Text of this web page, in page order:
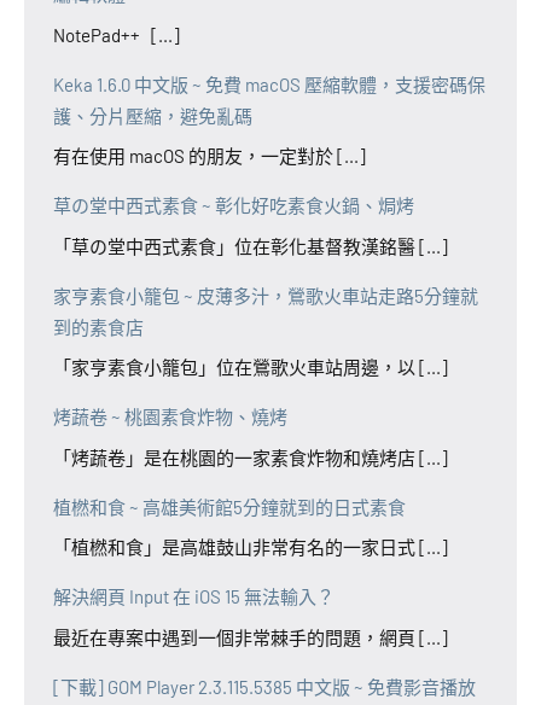
NotePad++ [...]
Keka 1.6.0 中文版 ~ 免費 macOS 壓縮軟體，支援密碼保
護、分片壓縮，避免亂碼
有在使用 macOS 的朋友，一定對於 [...]
草の堂中西式素食 ~ 彰化好吃素食火鍋、焗烤
「草の堂中西式素食」位在彰化基督教漢銘醫 [...]
家亨素食小籠包 ~ 皮薄多汁，鶯歌火車站走路5分鐘就
到的素食店
「家亨素食小籠包」位在鶯歌火車站周邊，以 [...]
烤蔬卷 ~ 桃園素食炸物、燒烤
「烤蔬卷」是在桃園的一家素食炸物和燒烤店 [...]
植橪和食 ~ 高雄美術館5分鐘就到的日式素食
「植橪和食」是高雄鼓山非常有名的一家日式 [...]
解決網頁 Input 在 iOS 15 無法輸入？
最近在專案中遇到一個非常棘手的問題，網頁 [...]
[下載] GOM Player 2.3.115.5385 中文版 ~ 免費影音播放